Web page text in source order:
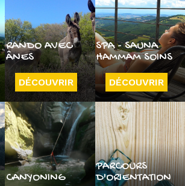
RANDO AVEC
ÂNES
DÉCOUVRIR
SPA - SAUNA
HAMMAM SOINS
DÉCOUVRIR
CANYONING
PARCOURS
D'ORIENTATION